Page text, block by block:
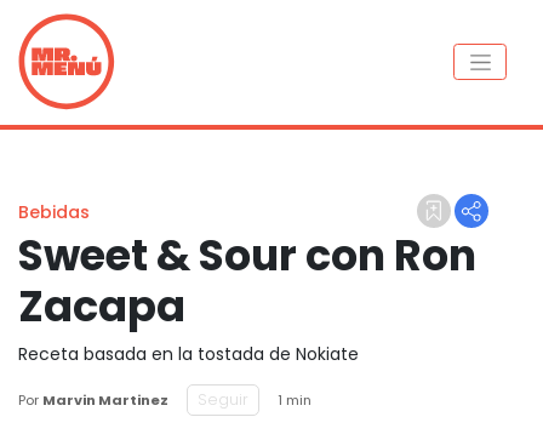
Bebidas
Sweet & Sour con Ron
Zacapa
Receta basada en la tostada de Nokiate
Por Marvin Martinez Seguir 1 min